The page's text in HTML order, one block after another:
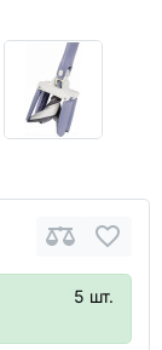
5 шт.